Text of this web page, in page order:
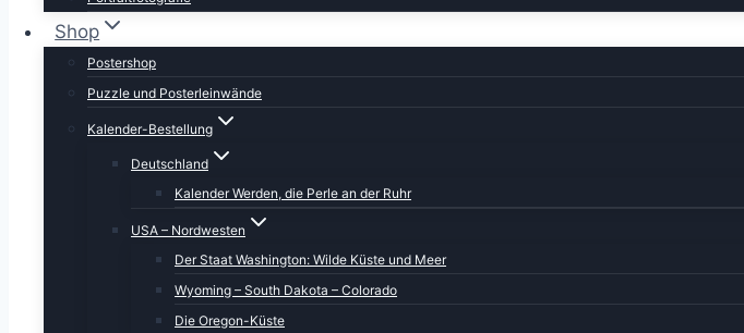
Shop
Postershop
Puzzle und Posterleinwände
Kalender-Bestellung
Deutschland
Kalender Werden, die Perle an der Ruhr
USA – Nordwesten
Der Staat Washington: Wilde Küste und Meer
Wyoming – South Dakota – Colorado
Die Oregon-Küste